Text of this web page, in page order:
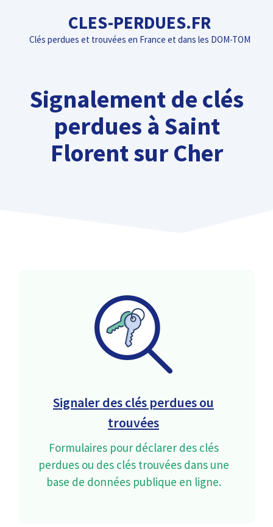
contenu
CLES-PERDUES.FR
Clés perdues et trouvées en France et dans les DOM-TOM
Signalement de clés
perdues à Saint
Florent sur Cher
Signaler des clés perdues ou
trouvées
Formulaires pour déclarer des clés
perdues ou des clés trouvées dans une
base de données publique en ligne.